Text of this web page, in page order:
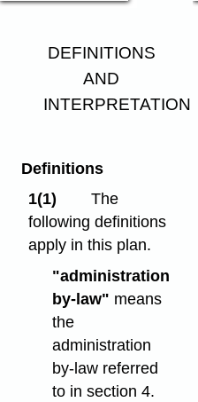
DEFINITIONS
AND
INTERPRETATION
Definitions
1(1)
The
following definitions
apply in this plan.
"administration
by-law" means
the
administration
by-law referred
to in section 4.